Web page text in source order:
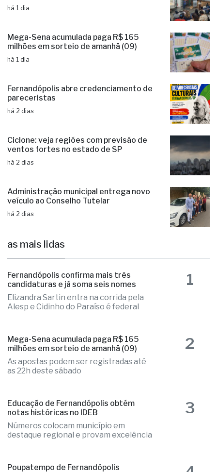
há 1 dia
Mega-Sena acumulada paga R$ 165
milhões em sorteio de amanhã (09)
há 1 dia
Fernandópolis abre credenciamento de
pareceristas
há 2 dias
Ciclone: veja regiões com previsão de
ventos fortes no estado de SP
há 2 dias
Administração municipal entrega novo
veículo ao Conselho Tutelar
há 2 dias
as mais lidas
Fernandópolis confirma mais três
candidaturas e já soma seis nomes
Elizandra Sartin entra na corrida pela
Alesp e Cidinho do Paraíso é federal
1
Mega-Sena acumulada paga R$ 165
milhões em sorteio de amanhã (09)
As apostas podem ser registradas até
as 22h deste sábado
2
Educação de Fernandópolis obtém
notas históricas no IDEB
Números colocam município em
destaque regional e provam excelência
3
Poupatempo de Fernandópolis